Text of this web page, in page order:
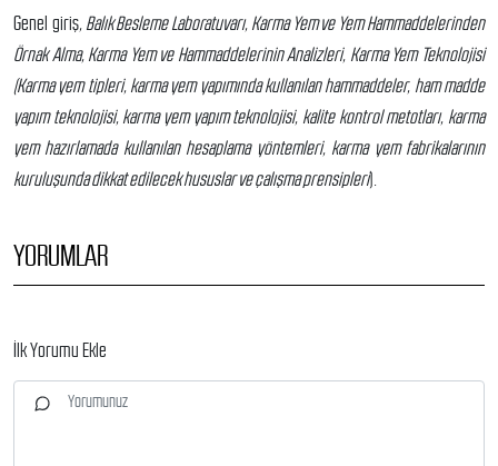
Genel giriş, Balık Besleme Laboratuvarı, Karma Yem ve Yem Hammaddelerinden
Örnak Alma, Karma Yem ve Hammaddelerinin Analizleri, Karma Yem Teknolojisi
(Karma yem tipleri, karma yem yapımında kullanılan hammaddeler, ham madde
yapım teknolojisi, karma yem yapım teknolojisi, kalite kontrol metotları, karma
yem hazırlamada kullanılan hesaplama yöntemleri, karma yem fabrikalarının
kuruluşunda dikkat edilecek hususlar ve çalışma prensipleri).
YORUMLAR
İlk Yorumu Ekle